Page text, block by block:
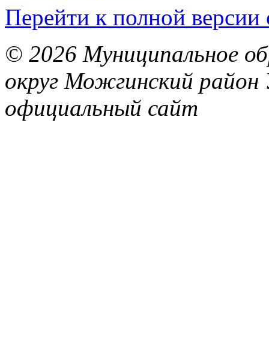
Перейти к полной версии
© 2026 Муниципальное
округ Можгинский район
официальный сайт